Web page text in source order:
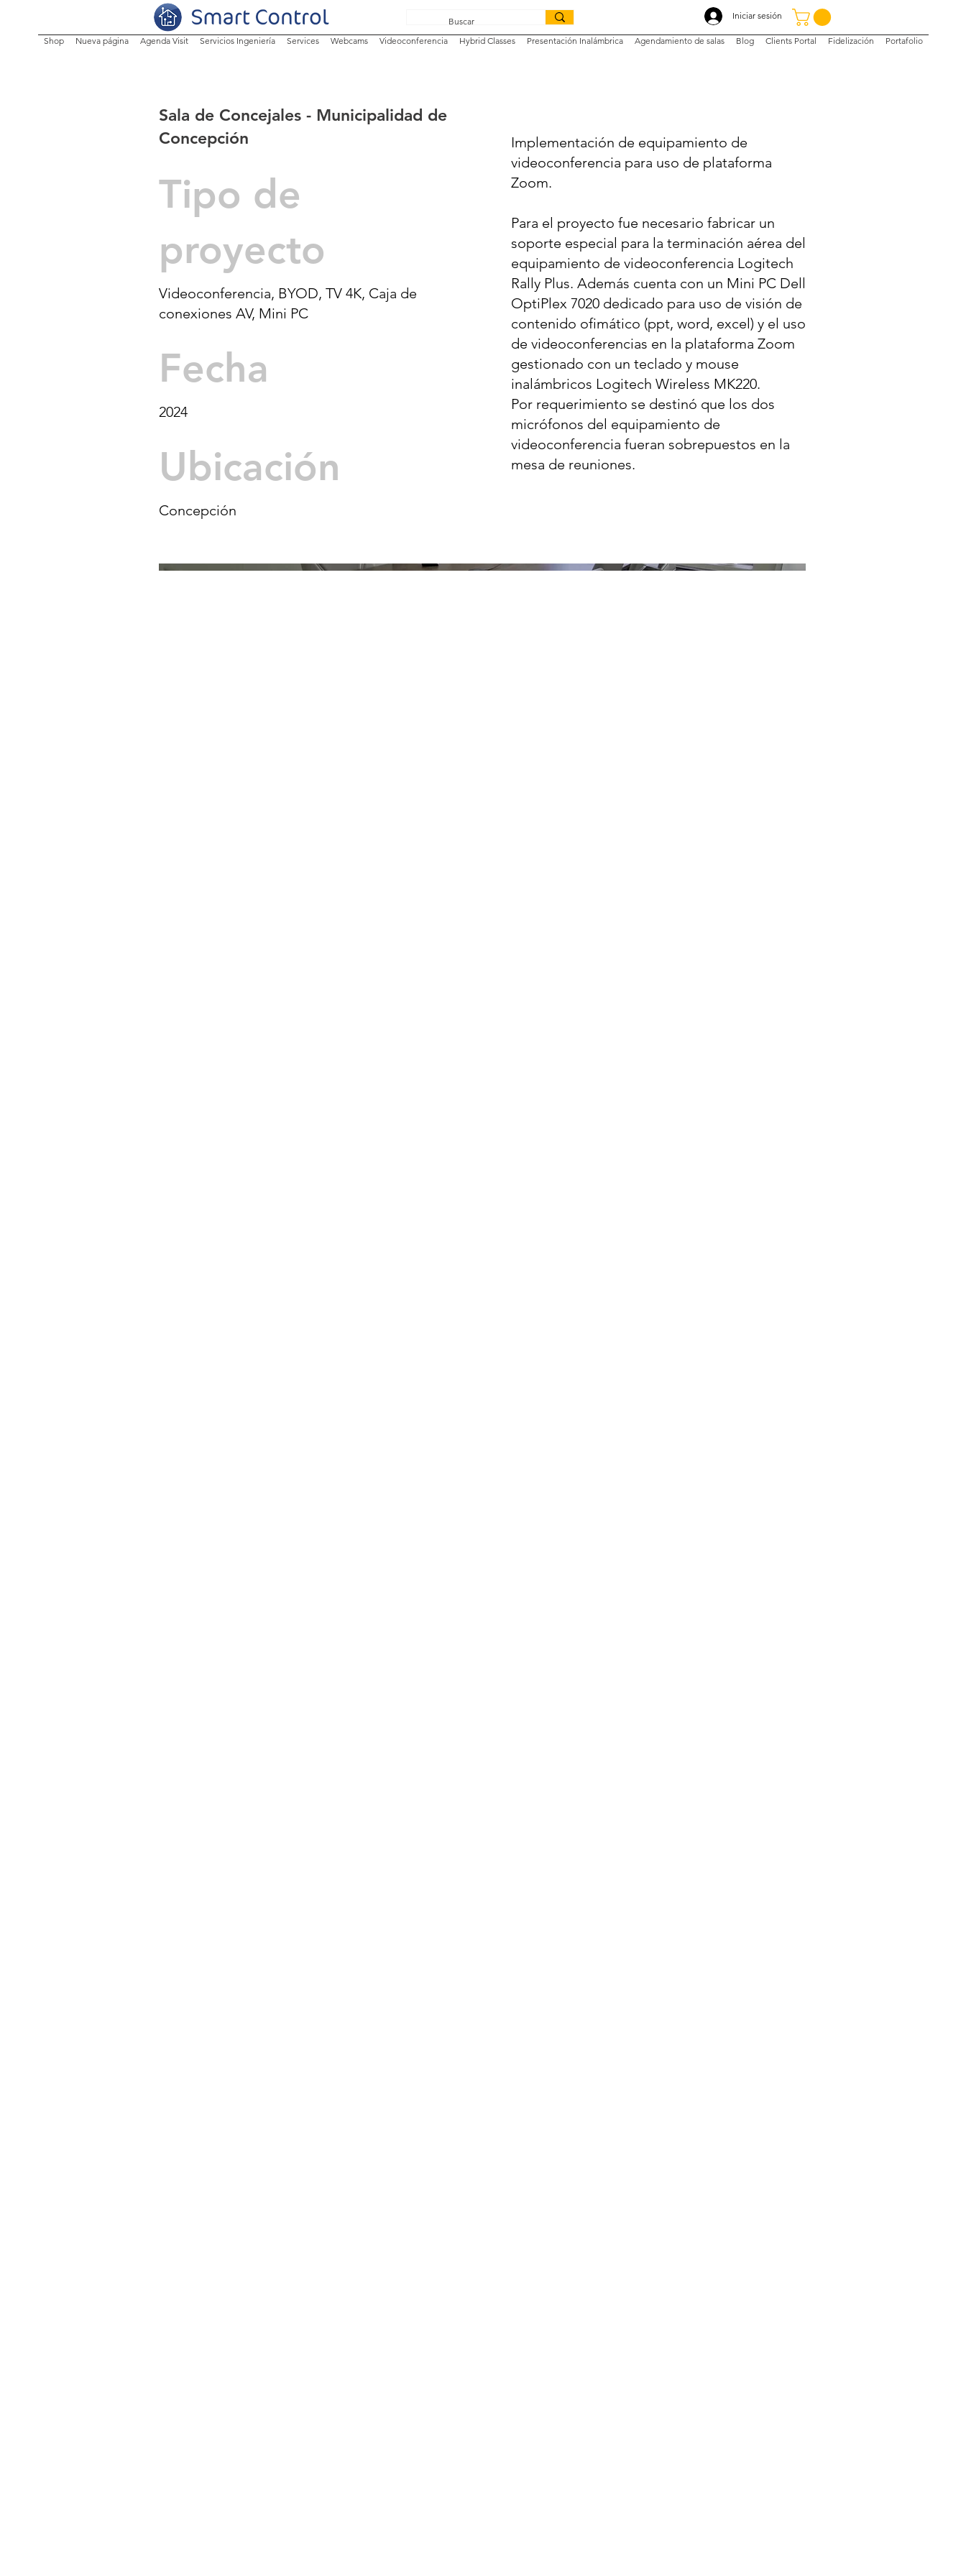
Iniciar sesión
Shop Nueva página Agenda Visit Servicios Ingeniería Services Webcams Videoconferencia Hybrid Classes Presentación Inalámbrica Agendamiento de salas Blog Clients Portal Fidelización Portafolio
Sala de Concejales - Municipalidad de
Concepción
Tipo de
proyecto
Videoconferencia, BYOD, TV 4K, Caja de
conexiones AV, Mini PC
Fecha
2024
Ubicación
Concepción
Implementación de equipamiento de
videoconferencia para uso de plataforma
Zoom.
Para el proyecto fue necesario fabricar un
soporte especial para la terminación aérea del
equipamiento de videoconferencia Logitech
Rally Plus. Además cuenta con un Mini PC Dell
OptiPlex 7020 dedicado para uso de visión de
contenido ofimático (ppt, word, excel) y el uso
de videoconferencias en la plataforma Zoom
gestionado con un teclado y mouse
inalámbricos Logitech Wireless MK220.
Por requerimiento se destinó que los dos
micrófonos del equipamiento de
videoconferencia fueran sobrepuestos en la
mesa de reuniones.